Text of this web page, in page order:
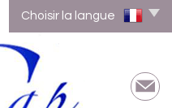
Choisir la langue